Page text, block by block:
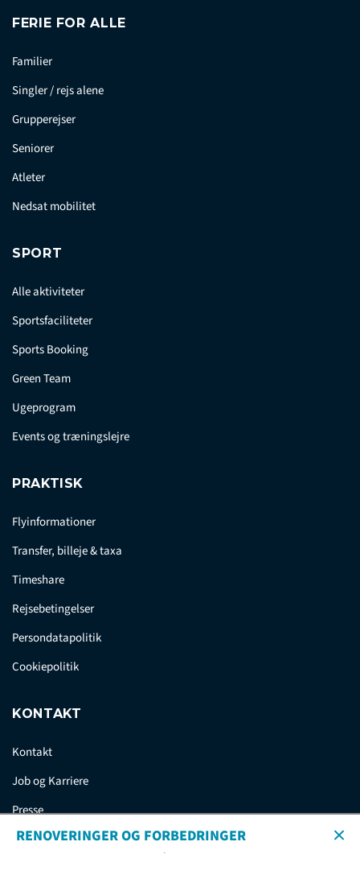
FERIE FOR ALLE
Familier
Singler / rejs alene
Grupperejser
Seniorer
Atleter
Nedsat mobilitet
SPORT
Alle aktiviteter
Sportsfaciliteter
Sports Booking
Green Team
Ugeprogram
Events og træningslejre
PRAKTISK
Flyinformationer
Transfer, billeje & taxa
Timeshare
Rejsebetingelser
Persondatapolitik
Cookiepolitik
KONTAKT
Kontakt
Job og Karriere
Presse
RENOVERINGER OG FORBEDRINGER
Club La Santa gennemgår i øjeblikket en række